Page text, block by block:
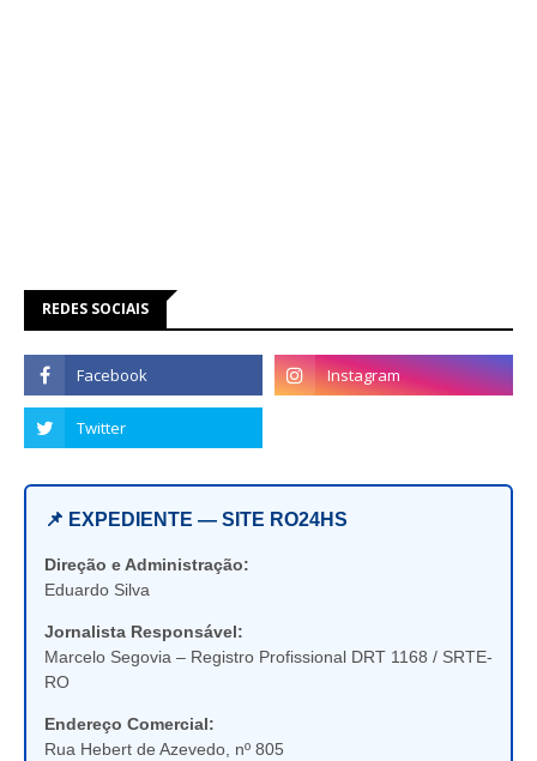
REDES SOCIAIS
📌 EXPEDIENTE — SITE RO24HS
Direção e Administração:
Eduardo Silva
Jornalista Responsável:
Marcelo Segovia – Registro Profissional DRT 1168 / SRTE-
RO
Endereço Comercial:
Rua Hebert de Azevedo, nº 805